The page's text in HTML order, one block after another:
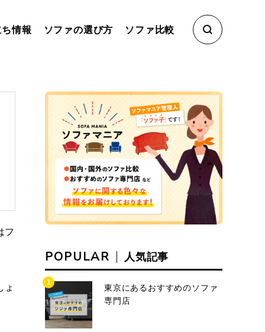
情報 ソファの選び方 ソファ比較
フ
ょ
POPULAR 人気記事
1
東京にあるおすすめのソファ
専門店